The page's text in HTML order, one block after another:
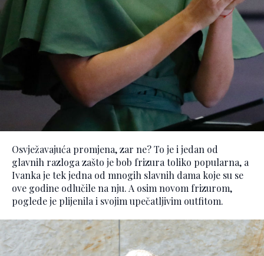
Osvježavajuća promjena, zar ne? To je i jedan od
glavnih razloga zašto je bob frizura toliko popularna, a
Ivanka je tek jedna od mnogih slavnih dama koje su se
ove godine odlučile na nju. A osim novom frizurom,
poglede je plijenila i svojim upečatljivim outfitom.